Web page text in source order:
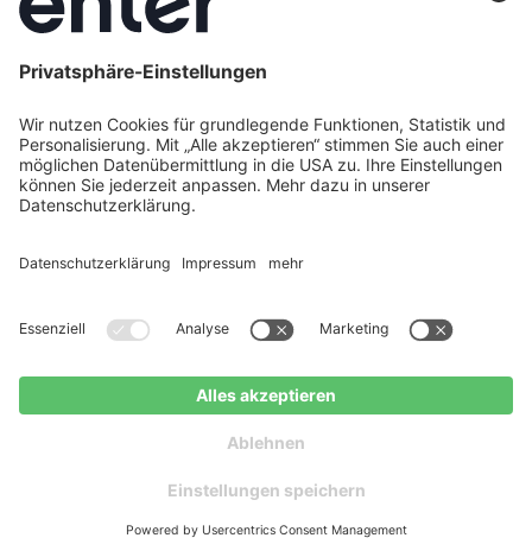
Förderbaustein
Wärmepumpe
Klimageschwindigkeitsbonus
Austausch einer
✓
30 %
Zu versteuerndes
< 40.000 €
70 %
Summe: 30.000 €
Zuschuss